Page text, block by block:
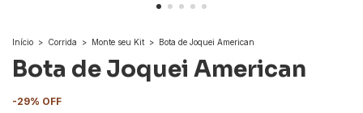
Início > Corrida > Monte seu Kit > Bota de Joquei American
Bota de Joquei American
-29% OFF